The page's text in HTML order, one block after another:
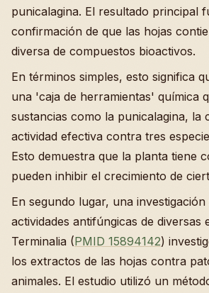
punicalagina. El resultado principal
confirmación de que las hojas
diversa de compuestos bioactivos.
En términos simples, esto significa
una 'caja de herramientas' química
sustancias como la punicalagina, la
actividad efectiva contra tres
Esto demuestra que la planta tiene
pueden inhibir el crecimiento de
En segundo lugar, una
actividades antifúngicas de diversas
Terminalia (PMID 15894142)
los extractos de las hojas contra
animales. El estudio utilizó un